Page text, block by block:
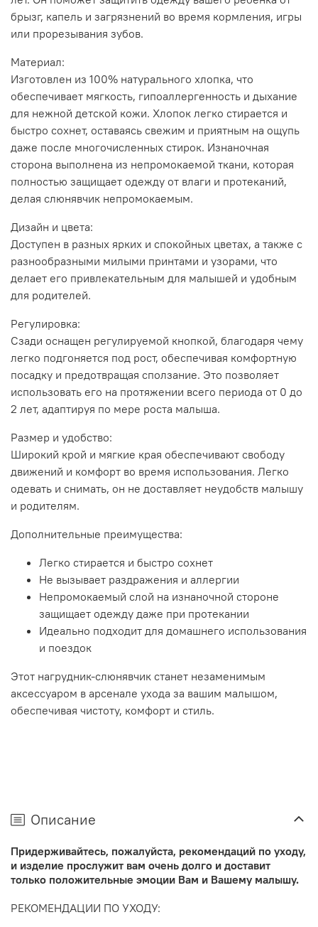
брызг, капель и загрязнений во время кормления, игры
или прорезывания зубов.
Материал:
Изготовлен из 100% натурального хлопка, что
обеспечивает мягкость, гипоаллергенность и дыхание
для нежной детской кожи. Хлопок легко стирается и
быстро сохнет, оставаясь свежим и приятным на ощупь
даже после многочисленных стирок. Изнаночная
сторона выполнена из непромокаемой ткани, которая
полностью защищает одежду от влаги и протеканий,
делая слюнявчик непромокаемым.
Дизайн и цвета:
Доступен в разных ярких и спокойных цветах, а также с
разнообразными милыми принтами и узорами, что
делает его привлекательным для малышей и удобным
для родителей.
Регулировка:
Сзади оснащен регулируемой кнопкой, благодаря чему
легко подгоняется под рост, обеспечивая комфортную
посадку и предотвращая сползание. Это позволяет
использовать его на протяжении всего периода от 0 до
2 лет, адаптируя по мере роста малыша.
Размер и удобство:
Широкий крой и мягкие края обеспечивают свободу
движений и комфорт во время использования. Легко
одевать и снимать, он не доставляет неудобств малышу
и родителям.
Дополнительные преимущества:
Легко стирается и быстро сохнет
Не вызывает раздражения и аллергии
Непромокаемый слой на изнаночной стороне
защищает одежду даже при протекании
Идеально подходит для домашнего использования
и поездок
Этот нагрудник-слюнявчик станет незаменимым
аксессуаром в арсенале ухода за вашим малышом,
обеспечивая чистоту, комфорт и стиль.
Описание
Придерживайтесь, пожалуйста, рекомендаций по уходу,
и изделие прослужит вам очень долго и доставит
только положительные эмоции Вам и Вашему малышу.
РЕКОМЕНДАЦИИ ПО УХОДУ: